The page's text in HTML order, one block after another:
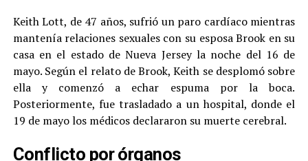
Keith Lott, de 47 años, sufrió un paro cardíaco mientras
mantenía relaciones sexuales con su esposa Brook en su
casa en el estado de Nueva Jersey la noche del 16 de
mayo. Según el relato de Brook, Keith se desplomó sobre
ella y comenzó a echar espuma por la boca.
Posteriormente, fue trasladado a un hospital, donde el
19 de mayo los médicos declararon su muerte cerebral.
Conflicto por órganos